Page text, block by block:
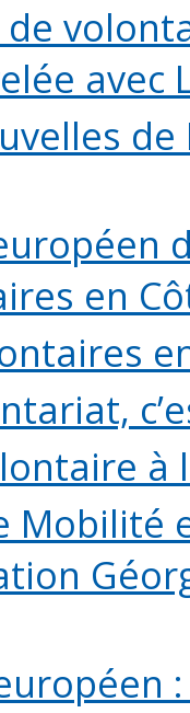
avec
en
à
Mobilité